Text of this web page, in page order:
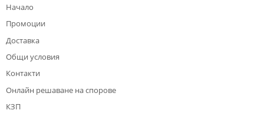
Начало
Промоции
Доставка
Общи условия
Контакти
Oнлайн решаване на спорове
КЗП